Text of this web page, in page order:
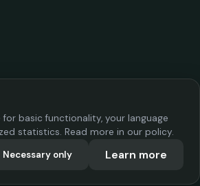
basic functionality, your language
statistics. Read more in our policy.
Necessary only Learn more